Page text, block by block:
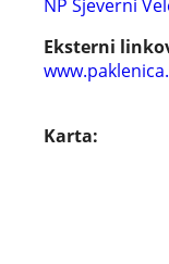
NP Sjeverni
Eksterni
Karta: